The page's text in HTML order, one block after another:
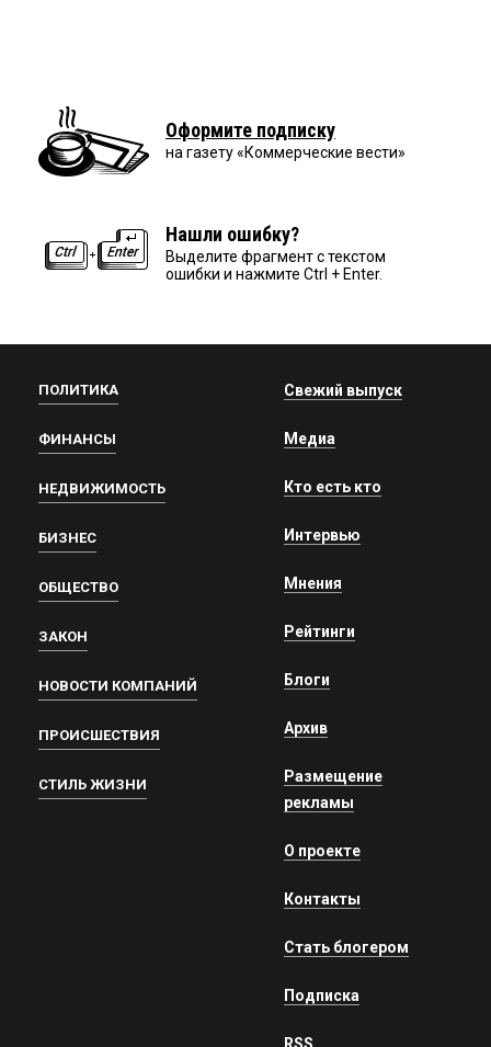
Оформите подписку
на газету «Коммерческие вести»
Нашли ошибку?
Выделите фрагмент с текстом
ошибки и нажмите Ctrl + Enter.
ПОЛИТИКА
ФИНАНСЫ
НЕДВИЖИМОСТЬ
БИЗНЕС
ОБЩЕСТВО
ЗАКОН
НОВОСТИ КОМПАНИЙ
ПРОИСШЕСТВИЯ
СТИЛЬ ЖИЗНИ
Свежий выпуск
Медиа
Кто есть кто
Интервью
Мнения
Рейтинги
Блоги
Архив
Размещение
рекламы
О проекте
Контакты
Стать блогером
Подписка